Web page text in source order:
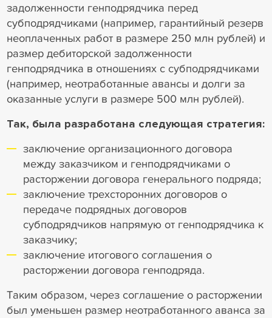
задолженности генподрядчика перед
субподрядчиками (например, гарантийный резерв
неоплаченных работ в размере 250 млн рублей) и
размер дебиторской задолженности
генподрядчика в отношениях с субподрядчиками
(например, неотработанные авансы и долги за
оказанные услуги в размере 500 млн рублей).
Так, была разработана следующая стратегия:
заключение организационного договора
между заказчиком и генподрядчиками о
расторжении договора генерального подряда;
заключение трехсторонних договоров о
передаче подрядных договоров
субподрядчиков напрямую от генподрядчика к
заказчику;
заключение итогового соглашения о
расторжении договора генподряда.
Таким образом, через соглашение о расторжении
был уменьшен размер неотработанного аванса за